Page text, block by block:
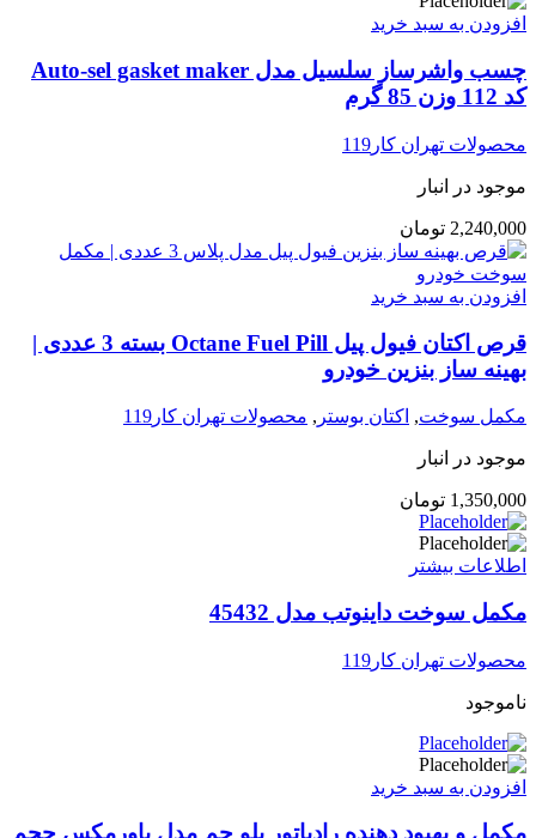
افزودن به سبد خرید
چسب واشرساز سلسیل مدل Auto-sel gasket maker
کد 112 وزن 85 گرم
محصولات تهران کار119
موجود در انبار
2,240,000 تومان
افزودن به سبد خرید
قرص اکتان فیول پیل Octane Fuel Pill بسته 3 عددی |
بهینه ساز بنزین خودرو
مکمل سوخت, اکتان بوستر , محصولات تهران کار119
موجود در انبار
1,350,000 تومان
اطلاعات بیشتر
مکمل سوخت داینوتب مدل 45432
محصولات تهران کار119
ناموجود
افزودن به سبد خرید